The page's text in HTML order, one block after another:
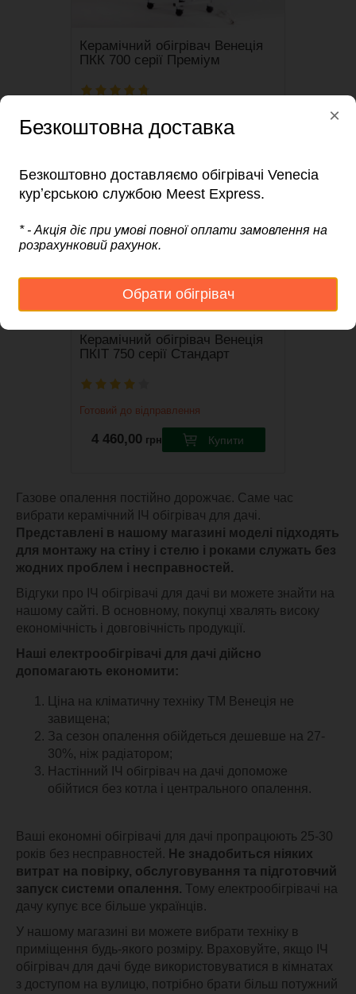
Безкоштовна доставка
Безкоштовно доставляємо обігрівачі Venecia
курʼєрською службою Meest Express.
* - Акція діє при умові повної оплати замовлення на
розрахунковий рахунок.
Обрати обігрівач
Керамічний обігрівач Венеція
ПКК 700 серії Преміум
Виробник
Венеція
Потужність обігріву
Вага, кг
Призначення
Хіт
Керамічний обігрівач Венеція
ПКІТ 750 серії Стандарт
Готовий до відправлення
4 460,00грн Купити
Потужність обігріву
750 Вт
Вага, кг
25 кг
Призначення
Побутове
Газове опалення постійно дорожчає. Саме час
вибрати керамічний ІЧ обігрівач для дачі.
Представлені в нашому магазині моделі підходять
для монтажу на стіну і стелю і роками служать без
жодних проблем і несправностей.
Відгуки про ІЧ обігрівачі для дачі ви можете знайти на
нашому сайті. В основному, покупці хвалять високу
економічність і довговічність продукції.
Наші електрообігрівачі для дачі дійсно
допомагають економити:
Ціна на кліматичну техніку ТМ Венеція не
завищена;
За сезон опалення обійдеться дешевше на 27-
30%, ніж радіатором;
Настінний ІЧ обігрівач на дачі допоможе
обійтися без котла і центрального опалення.
Ваші економні обігрівачі для дачі пропрацюють 25-30
років без несправностей. Не знадобиться ніяких
витрат на повірку, обслуговування та підготовчий
запуск системи опалення. Тому електрообігрівачі на
дачу купує все більше українців.
У нашому магазині ви можете вибрати техніку в
приміщення будь-якого розміру. Враховуйте, якщо ІЧ
обігрівач для дачі буде використовуватися в кімнатах
з доступом на вулицю, потрібно брати більш потужний